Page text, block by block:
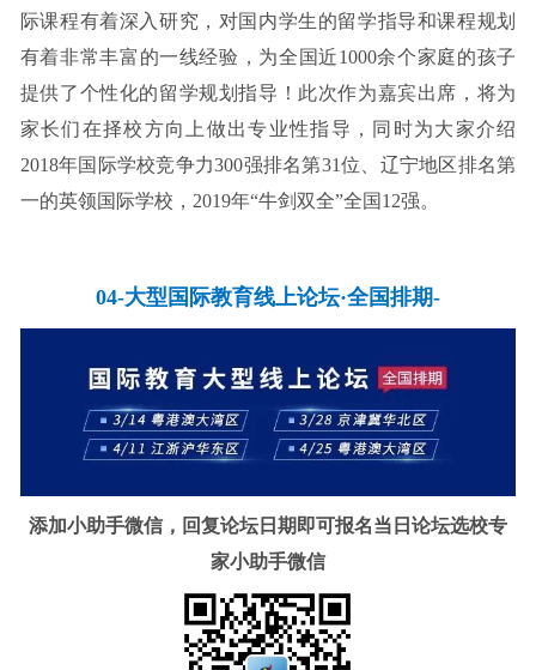
际课程有着深入研究，对国内学生的留学指导和课程规划
有着非常丰富的一线经验，为全国近1000余个家庭的孩子
提供了个性化的留学规划指导！此次作为嘉宾出席，将为
家长们在择校方向上做出专业性指导，同时为大家介绍
2018年国际学校竞争力300强排名第31位、辽宁地区排名第
一的英领国际学校，2019年“牛剑双全”全国12强。
04-大型国际教育线上论坛·全国排期-
添加小助手微信，回复论坛日期即可报名当日论坛选校专
家小助手微信